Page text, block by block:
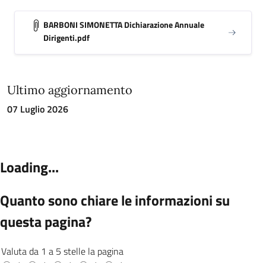
BARBONI SIMONETTA Dichiarazione Annuale
Dirigenti.pdf
Ultimo aggiornamento
07 Luglio 2026